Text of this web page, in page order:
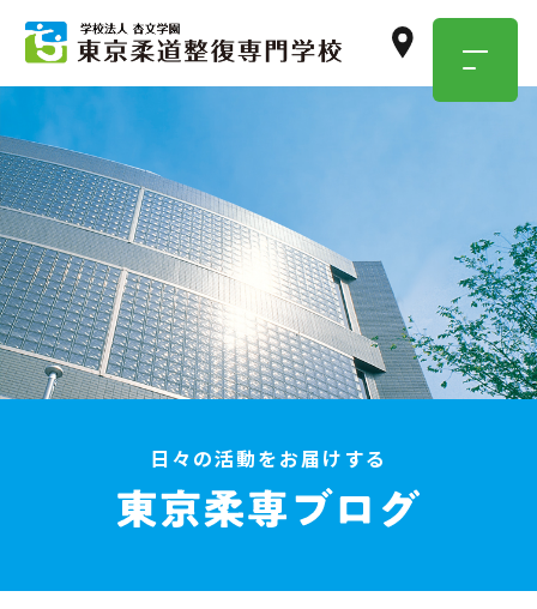
TOKYO JUSEN
OPEN
CAMPUS
学校のこと・職業のこと、
気になったらまずは参加！
資料請求
日々の活動をお届けする